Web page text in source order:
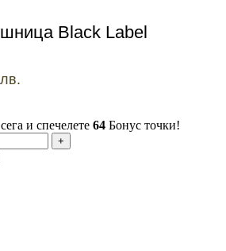
Black Label
и спечелете 64 Бонус точки!